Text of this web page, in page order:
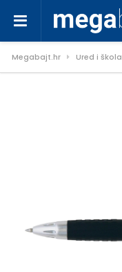
Megabajt.hr Ured i škola